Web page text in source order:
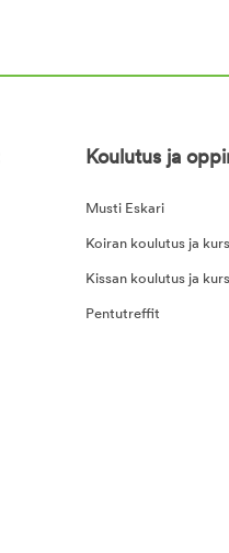
Koulutus ja
Musti Eskari
Koiran koulutus ja
Kissan koulutus ja
Pentutreffit